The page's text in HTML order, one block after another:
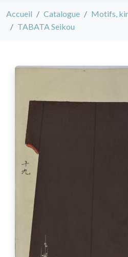
Accueil Catalogue
Motifs,
TABATA Seikou